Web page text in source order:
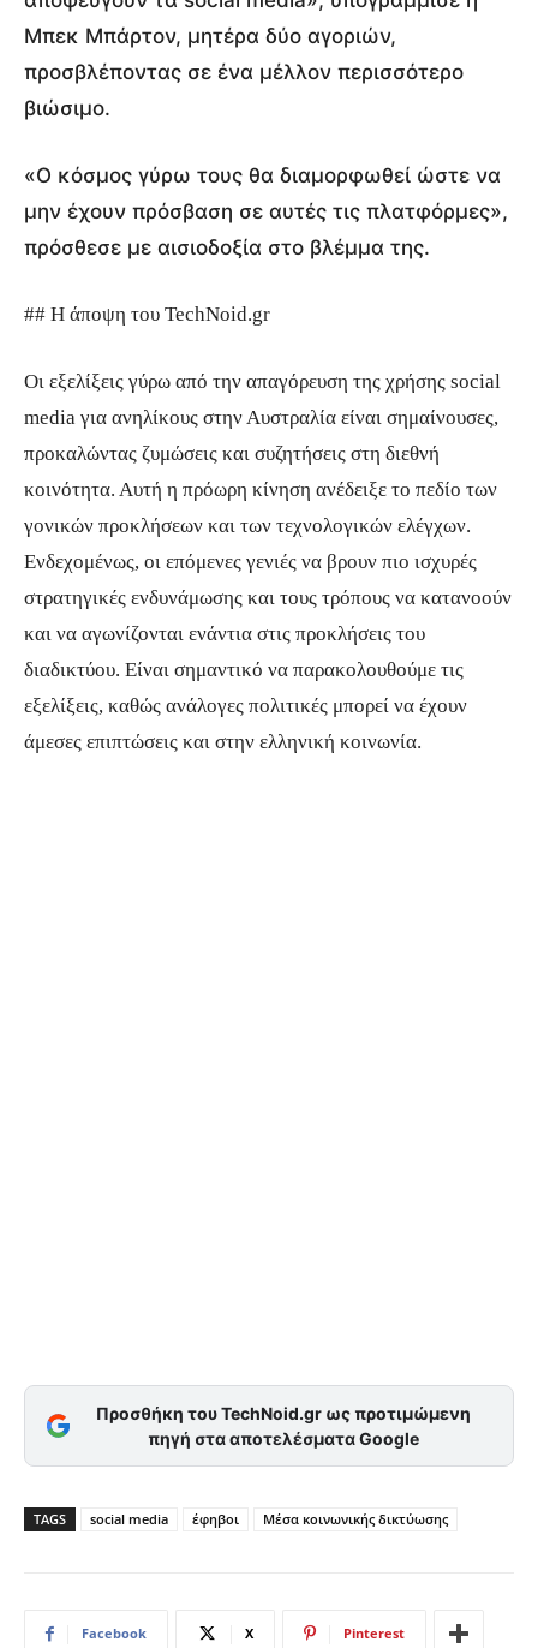
Μπεκ Μπάρτον, μητέρα δύο αγοριών,
προσβλέποντας σε ένα μέλλον περισσότερο
βιώσιμο.
«Ο κόσμος γύρω τους θα διαμορφωθεί ώστε να
μην έχουν πρόσβαση σε αυτές τις πλατφόρμες»,
πρόσθεσε με αισιοδοξία στο βλέμμα της.
## Η άποψη του TechNoid.gr
Οι εξελίξεις γύρω από την απαγόρευση της χρήσης social
media για ανηλίκους στην Αυστραλία είναι σημαίνουσες,
προκαλώντας ζυμώσεις και συζητήσεις στη διεθνή
κοινότητα. Αυτή η πρόωρη κίνηση ανέδειξε το πεδίο των
γονικών προκλήσεων και των τεχνολογικών ελέγχων.
Ενδεχομένως, οι επόμενες γενιές να βρουν πιο ισχυρές
στρατηγικές ενδυνάμωσης και τους τρόπους να κατανοούν
και να αγωνίζονται ενάντια στις προκλήσεις του
διαδικτύου. Είναι σημαντικό να παρακολουθούμε τις
εξελίξεις, καθώς ανάλογες πολιτικές μπορεί να έχουν
άμεσες επιπτώσεις και στην ελληνική κοινωνία.
Προσθήκη του TechNoid.gr ως προτιμώμενη
πηγή στα αποτελέσματα Google
TAGS social media έφηβοι Μέσα κοινωνικής δικτύωσης
Facebook X Pinterest